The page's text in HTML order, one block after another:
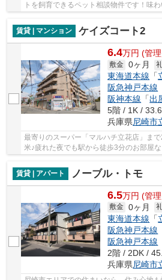
トを飼育できるペット相談物件です！味
賃貸 | マンション
ケイズコート2
6.4万円 (管
敷金 0ヶ月
東海道本線 「
阪急神戸本線
阪神本線 「出
5階 / 1K /
兵庫県尼崎市
最寄りのスーパー「マルハチ立花店」ま
米♪疲れた夜でも駅から徒歩3分のお部屋
賃貸 | アパート
ノーブル・トモ
6.5万円 (管
敷金 0ヶ月
東海道本線 「
阪急神戸本線
阪急神戸本線
2階 / 2DK /
兵庫県尼崎市